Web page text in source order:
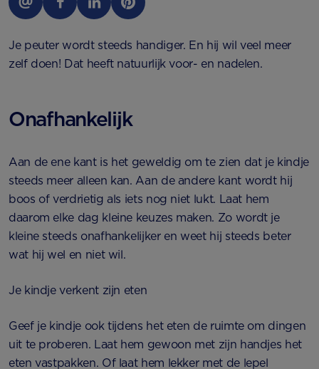
Je peuter wordt steeds handiger. En hij wil veel meer
zelf doen! Dat heeft natuurlijk voor- en nadelen.
Onafhankelijk
Aan de ene kant is het geweldig om te zien dat je kindje
steeds meer alleen kan. Aan de andere kant wordt hij
boos of verdrietig als iets nog niet lukt. Laat hem
daarom elke dag kleine keuzes maken. Zo wordt je
kleine steeds onafhankelijker en weet hij steeds beter
wat hij wel en niet wil.
Je kindje verkent zijn eten
Geef je kindje ook tijdens het eten de ruimte om dingen
uit te proberen. Laat hem gewoon met zijn handjes het
eten vastpakken. Of laat hem lekker met de lepel